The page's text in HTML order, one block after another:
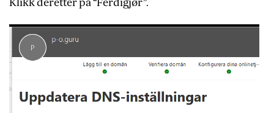
Klikk deretter på “Ferdigjør”.